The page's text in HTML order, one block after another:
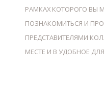
РАМКАХ КОТОРОГО ВЫ
ПОЗНАКОМИТЬСЯ И
ПРЕДСТАВИТЕЛЯМИ
МЕСТЕ И В УДОБНОЕ